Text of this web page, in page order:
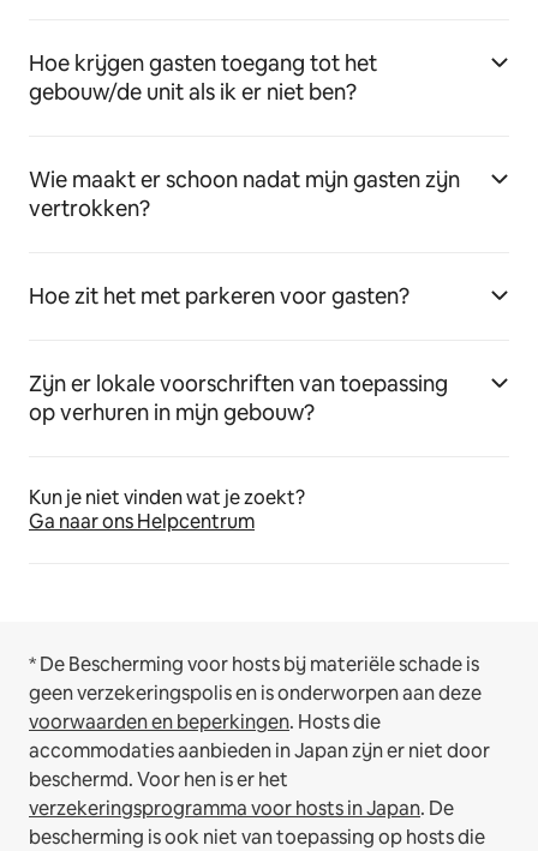
Hoe krijgen gasten toegang tot het
gebouw/de unit als ik er niet ben?
Wie maakt er schoon nadat mijn gasten zijn
vertrokken?
Hoe zit het met parkeren voor gasten?
Zijn er lokale voorschriften van toepassing
op verhuren in mijn gebouw?
Kun je niet vinden wat je zoekt?
Ga naar ons Helpcentrum
* De Bescherming voor hosts bij materiële schade is
geen verzekeringspolis en is onderworpen aan deze
voorwaarden en beperkingen. Hosts die
accommodaties aanbieden in Japan zijn er niet door
beschermd. Voor hen is er het
verzekeringsprogramma voor hosts in Japan. De
bescherming is ook niet van toepassing op hosts die